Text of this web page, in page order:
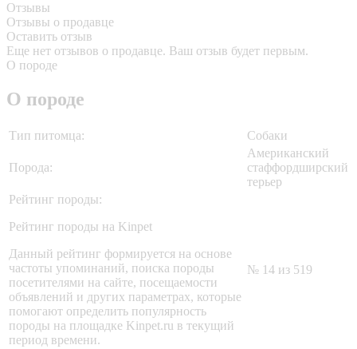
Отзывы
Отзывы о продавце
Оставить отзыв
Еще нет отзывов о продавце. Ваш отзыв будет первым.
О породе
О породе
Тип питомца: Собаки
Порода:
Американский
стаффордширский
терьер
Рейтинг породы:
Рейтинг породы на Kinpet
Данный рейтинг формируется на основе
частоты упоминаний, поиска породы
посетителями на сайте, посещаемости
объявлений и других параметрах, которые
помогают определить популярность
породы на площадке Kinpet.ru в текущий
период времени.
№ 14 из 519